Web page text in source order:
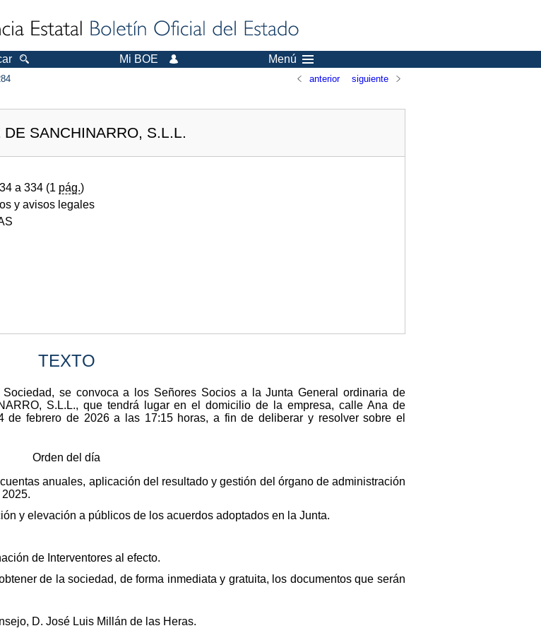
Mi BOE Menú
anterior siguiente
SANCHINARRO, S.L.L.
a 334 (1 pág.)
y avisos legales
TEXTO
se convoca a los Señores Socios a la Junta General ordinaria de
S.L.L., que tendrá lugar en el domicilio de la empresa, calle Ana de
de febrero de 2026 a las 17:15 horas, a fin de deliberar y resolver sobre el
Orden del día
anuales, aplicación del resultado y gestión del órgano de administración
y elevación a públicos de los acuerdos adoptados en la Junta.
de Interventores al efecto.
de la sociedad, de forma inmediata y gratuita, los documentos que serán
D. José Luis Millán de las Heras.